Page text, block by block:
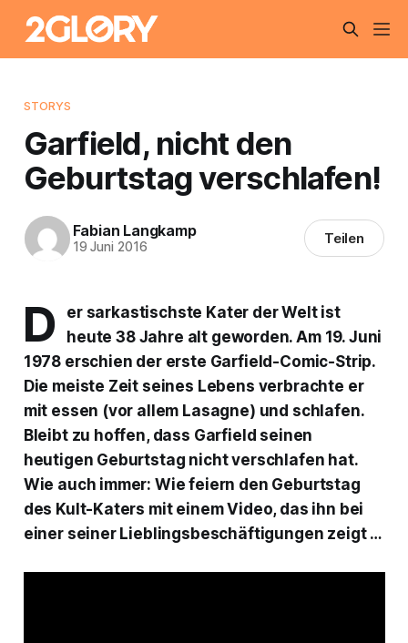
STORYS
Garfield, nicht den
Geburtstag verschlafen!
Fabian Langkamp
19 Juni 2016 Teilen
D
er sarkastischste Kater der Welt ist
heute 38 Jahre alt geworden. Am 19. Juni
1978 erschien der erste Garfield-Comic-Strip.
Die meiste Zeit seines Lebens verbrachte er
mit essen (vor allem Lasagne) und schlafen.
Bleibt zu hoffen, dass Garfield seinen
heutigen Geburtstag nicht verschlafen hat.
Wie auch immer: Wie feiern den Geburtstag
des Kult-Katers mit einem Video, das ihn bei
einer seiner Lieblingsbeschäftigungen zeigt …